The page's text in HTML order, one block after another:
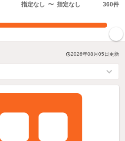
指定なし 〜 指定なし 360件
2026年08月05日更新